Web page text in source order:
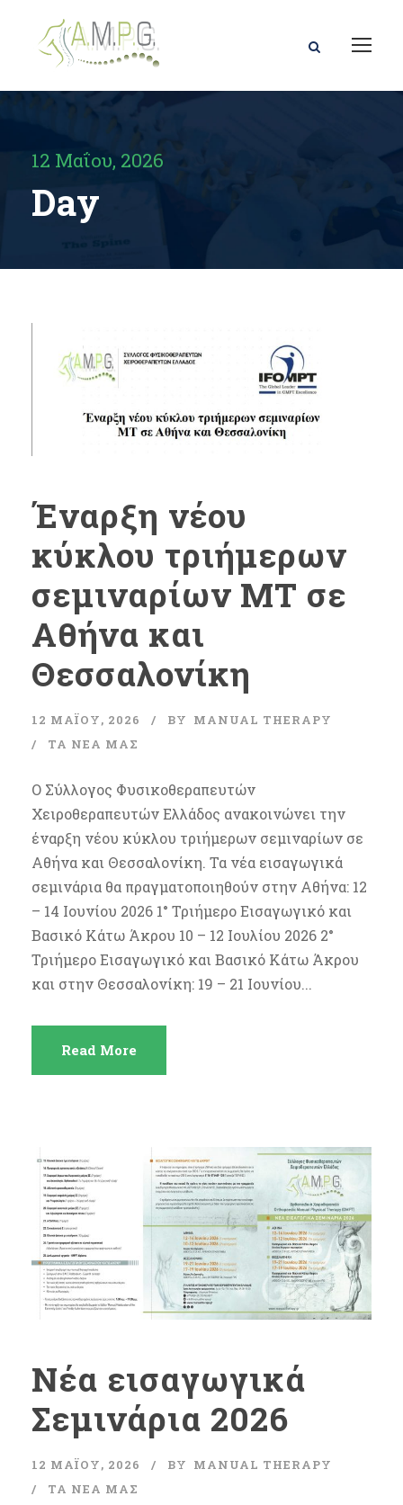
12 Μαΐου, 2026
Day
Έναρξη νέου
κύκλου τριήμερων
σεμιναρίων MT σε
Αθήνα και
Θεσσαλονίκη
12 ΜΑΪ́ΟΥ, 2026 BY MANUAL THERAPY
ΤΑ ΝΈΑ ΜΑΣ
Ο Σύλλογος Φυσικοθεραπευτών
Χειροθεραπευτών Ελλάδος ανακοινώνει την
έναρξη νέου κύκλου τριήμερων σεμιναρίων σε
Αθήνα και Θεσσαλονίκη. Τα νέα εισαγωγικά
σεμινάρια θα πραγματοποιηθούν στην Αθήνα: 12
– 14 Ιουνίου 2026 1° Τριήμερο Εισαγωγικό και
Βασικό Κάτω Άκρου 10 – 12 Ιουλίου 2026 2°
Τριήμερο Εισαγωγικό και Βασικό Κάτω Άκρου
και στην Θεσσαλονίκη: 19 – 21 Ιουνίου...
Read More
Νέα εισαγωγικά
Σεμινάρια 2026
12 ΜΑΪ́ΟΥ, 2026 BY MANUAL THERAPY
ΤΑ ΝΈΑ ΜΑΣ